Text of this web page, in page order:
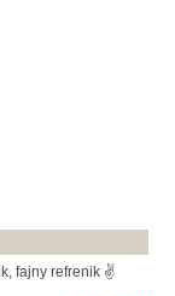
fajny refrenik ✌️